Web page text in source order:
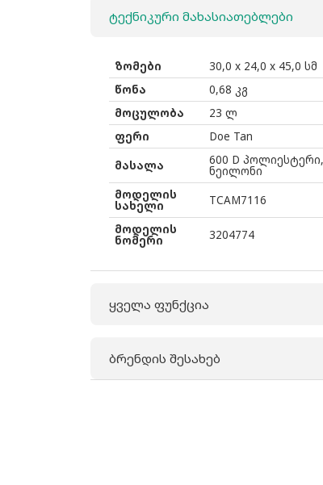
23ლ
Tan
ტექნიკური მახასიათებლები
ზომები
30,0 x 24,0 x 45,0 სმ
წონა
0,68 კგ
მოცულობა
23 ლ
ფერი
Doe Tan
მასალა
600 D პოლიესტერი,
ნეილონი
მოდელის
სახელი
TCAM7116
მოდელის
ნომერი 3204774
ყველა ფუნქცია
ბრენდის შესახებ